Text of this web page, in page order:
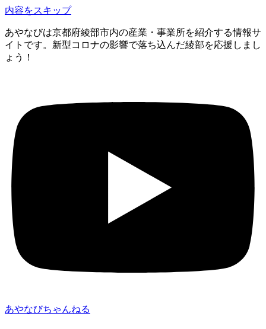
内容をスキップ
あやなびは京都府綾部市内の産業・事業所を紹介する情報サ
イトです。新型コロナの影響で落ち込んだ綾部を応援しまし
ょう！
あやなびちゃんねる